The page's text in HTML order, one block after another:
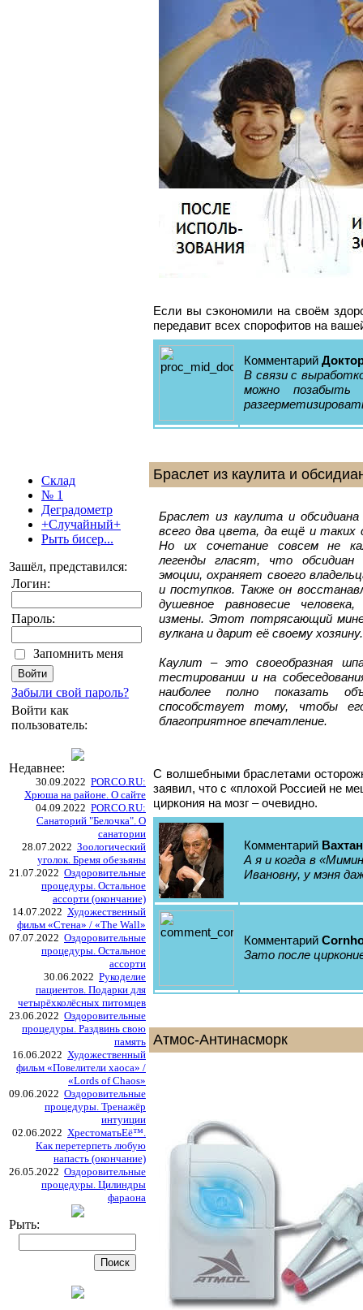
Склад
№ 1
Деградометр
+Случайный+
Рыть бисер...
Зашёл, представился:
Логин:
Пароль:
Запомнить меня
Забыли свой пароль?
Войти как
пользователь:
Недавнее:
30.09.2022 PORCO.RU:
Хрюша на районе. О сайте
04.09.2022 PORCO.RU:
Санаторий "Белочка". О
санатории
28.07.2022 Зоологический
уголок. Бремя обезьяны
21.07.2022 Оздоровительные
процедуры. Остальное
ассорти (окончание)
14.07.2022 Художественный
фильм «Стена» / «The Wall»
07.07.2022 Оздоровительные
процедуры. Остальное
ассорти
30.06.2022 Рукоделие
пациентов. Подарки для
четырёхколёсных питомцев
23.06.2022 Оздоровительные
процедуры. Раздвинь свою
память
16.06.2022 Художественный
фильм «Повелители хаоса» /
«Lords of Chaos»
09.06.2022 Оздоровительные
процедуры. Тренажёр
интуиции
02.06.2022 ХрестоматьЕё™.
Как перетерпеть любую
напасть (окончание)
26.05.2022 Оздоровительные
процедуры. Цилиндры
фараона
Рыть:
Если вы сэкономили на своём
передавит всех спорофитов на
Комментарий
В связи с
можно позабыть
Браслет из каулита и
Браслет из каулита и
всего два цвета, да ещё и таких
Но их сочетание совсем не
легенды гласят, что
эмоции, охраняет своего
и поступков. Также он
душевное равновесие
измены. Этот потрясающий
вулкана и дарит её своему хозяину.
Каулит – это своеобразная
тестировании и на
наиболее полно показать
способствует тому, чтобы
благоприятное впечатление.
С волшебными браслетами
заявил, что с «плохой Россией не
циркония на мозг – очевидно.
Комментарий
А я и когда в
Ивановну, у мэня
Комментарий
Зато после
Атмос-Антинасморк